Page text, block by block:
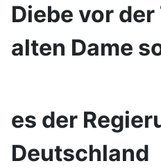
Diebe vor
alten Dame
es der
Deutschland